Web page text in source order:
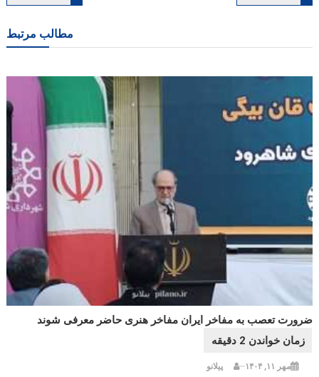
مطالب مرتبط
ضرورت تعصب به مفاخر ایران مفاخر هنری حاضر معرفی شوند
مهر ۱۱, ۱۴۰۴ پیلانو